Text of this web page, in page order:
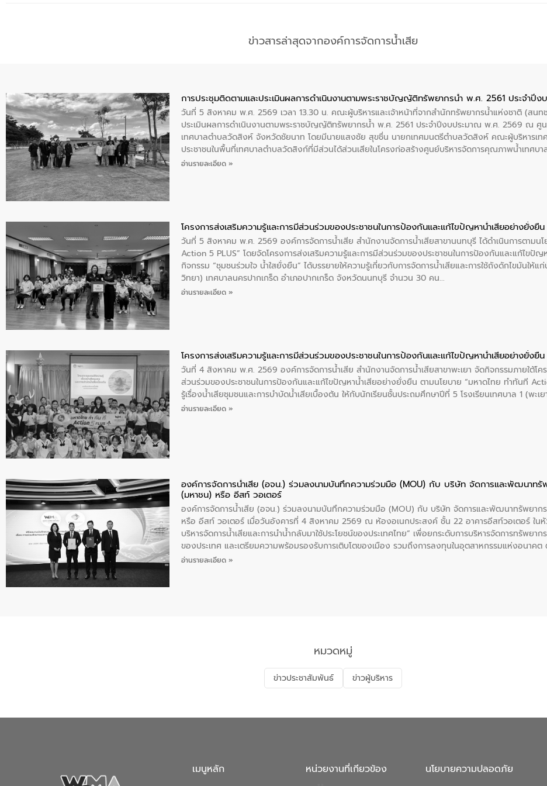
ข่าวสารล่าสุดจากองค์การจัดการน้ำเสีย
การประชุมติดตามและประเมินผลการดำเนินงานตามพระราชบัญญัติทรัพยากรน้ำ พ.ศ. 2561 ประจำปี
วันที่ 5 สิงหาคม พ.ศ. 2569 เวลา 13.30 น. คณะผู้บริหารและเจ้าหน้าที่จากสำนักทรัพยากรน้ำแห่งชาติ (สนท
ประเมินผลการดำเนินงานตามพระราชบัญญัติทรัพยากรน้ำ พ.ศ. 2561 ประจำปีงบประมาณ พ.ศ. 2569 ณ ศู
เทศบาลตำบลวัดสิงห์ จังหวัดชัยนาท โดยมีนายแสงชัย สุขชื่น นายกเทศมนตรีตำบลวัดสิงห์ คณะผู้บริหารเ
ประชาชนในพื้นที่เทศบาลตำบลวัดสิงก์ที่มีส่วนได้ส่วนเสียในโครงก่อสร้างศูนย์บริหารจัดการคุณภาพน้ำเทศ
ให้การต้อนรับ
อ่านรายละเอียด »
โครงการส่งเสริมความรู้และการมีส่วนร่วมของประชาชนในการป้องกันและแก้ไขปัญหาน้ำเสียอย่างยั่งยืน
วันที่ 5 สิงหาคม พ.ศ. 2569 องค์การจัดการน้ำเสีย สำนักงานจัดการน้ำเสียสาขานนทบุรี ได้ดำเนินการตามน
Action 5 PLUS” โดยจัดโครงการส่งเสริมความรู้และการมีส่วนร่วมของประชาชนในการป้องกันและแก้ไขปั
กิจกรรม “ชุมชนร่วมใจ น้ำใสยั่งยืน” ได้บรรยายให้ความรู้เกี่ยวกับการจัดการน้ำเสียและการใช้ถังดักไขมันให้แ
วิทยา) เทศบาลนครปากเกร็ด อำเภอปากเกร็ด จังหวัดนนทบุรี จำนวน 30 คน
อ่านรายละเอียด »
โครงการส่งเสริมความรู้และการมีส่วนร่วมของประชาชนในการป้องกันและแก้ไขปัญหาน้ำเสียอย่างยั่งยืน
วันที่ 4 สิงหาคม พ.ศ. 2569 องค์การจัดการน้ำเสีย สำนักงานจัดการน้ำเสียสาขาพะเยา จัดกิจกรรมภายใต้โค
ส่วนร่วมของประชาชนในการป้องกันและแก้ไขปัญหาน้ำเสียอย่างยั่งยืน ตามนโยบาย “มหาดไทย ทำทันที
รู้เรื่องน้ำเสียชุมชนและการบำบัดน้ำเสียเบื้องต้น ให้กับนักเรียนชั้นประถมศึกษาปีที่ 5 โรงเรียนเทศบาล 1 (พะ
อ่านรายละเอียด »
องค์การจัดการน้ำเสีย (อจน.) ร่วมลงนามบันทึกความร่วมมือ (MOU) กับ บริษัท จัดการและพัฒนาทรั
(มหาชน) หรือ อีสท์ วอเตอร์
องค์การจัดการน้ำเสีย (อจน.) ร่วมลงนามบันทึกความร่วมมือ (MOU) กับ บริษัท จัดการและพัฒนาทรัพยาก
หรือ อีสท์ วอเตอร์ เมื่อวันอังคารที่ 4 สิงหาคม 2569 ณ ห้องอเนกประสงค์ ชั้น 22 อาคารอีสท์วอเตอร์ ในหั
บริหารจัดการน้ำเสียและการนำน้ำกลับมาใช้ประโยชน์ของประเทศไทย” เพื่อยกระดับการบริหารจัดการทรัพยา
ของประเทศ และเตรียมความพร้อมรองรับการเติบโตของเมือง รวมถึงการลงทุนในอุตสาหกรรมแห่งอนาค
ท้าทายจากวิกฤตการเปลี่ยนแปลงสภาพภูมิอากาศและความเสี่ยงภัยแล้งในระยะยาว การประสานความร่วมมือ
ตลอดระบบ โดยการนำน้ำบำบัดกลับมาใช้ใหม่จะช่วยลดการพึ่งพาน้ำธรรมชาติและสร้างสมดุลทางเศรษฐกิจแล
ความร่วมมือระหว่างภาครัฐและภาคเอกชนในครั้งนี้ นับเป็นก้าวสำคัญของ องค์การจัดการน้ำเสีย (อจน.) ในก
ฐานด้านน้ำของประเทศ เพื่อยกระดับประสิทธิภาพการใช้ทรัพยากรน้ำให้เกิดประโยชน์สูงสุดและเป็นไปตามมาตร
อ่านรายละเอียด »
หมวดหมู่
ข่าวประชาสัมพันธ์ ข่าวผู้บริหาร
เมนูหลัก หน่วยงานที่เกียวข้อง นโยบายความปลอดภัย